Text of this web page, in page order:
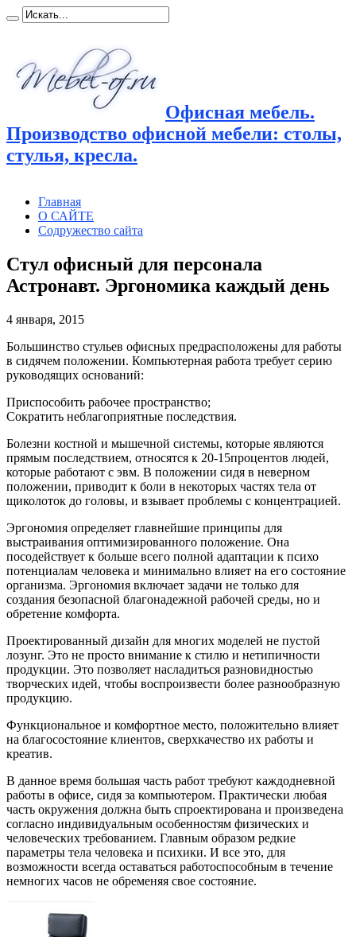
Офисная мебель.
Производство офисной мебели: столы,
стулья, кресла.
Главная
О САЙТЕ
Содружество сайта
Стул офисный для персонала
Астронавт. Эргономика каждый день
4 января, 2015
Большинство стульев офисных предрасположены для работы
в сидячем положении. Компьютерная работа требует серию
руководящих оснований:
Приспособить рабочее пространство;
Сократить неблагоприятные последствия.
Болезни костной и мышечной системы, которые являются
прямым последствием, относятся к 20-15процентов людей,
которые работают с эвм. В положении сидя в неверном
положении, приводит к боли в некоторых частях тела от
щиколоток до головы, и взывает проблемы с концентрацией.
Эргономия определяет главнейшие принципы для
выстраивания оптимизированного положение. Она
посодействует к больше всего полной адаптации к психо
потенциалам человека и минимально влияет на его состояние
организма. Эргономия включает задачи не только для
создания безопасной благонадежной рабочей среды, но и
обретение комфорта.
Проектированный дизайн для многих моделей не пустой
лозунг. Это не просто внимание к стилю и нетипичности
продукции. Это позволяет насладиться разновидностью
творческих идей, чтобы воспроизвести более разнообразную
продукцию.
Функциональное и комфортное место, положительно влияет
на благосостояние клиентов, сверхкачество их работы и
креатив.
В данное время большая часть работ требуют каждодневной
работы в офисе, сидя за компьютером. Практически любая
часть окружения должна быть спроектирована и произведена
согласно индивидуальным особенностям физических и
человеческих требованием. Главным образом редкие
параметры тела человека и психики. И все это, для
возможности всегда оставаться работоспособным в течение
немногих часов не обременяя свое состояние.